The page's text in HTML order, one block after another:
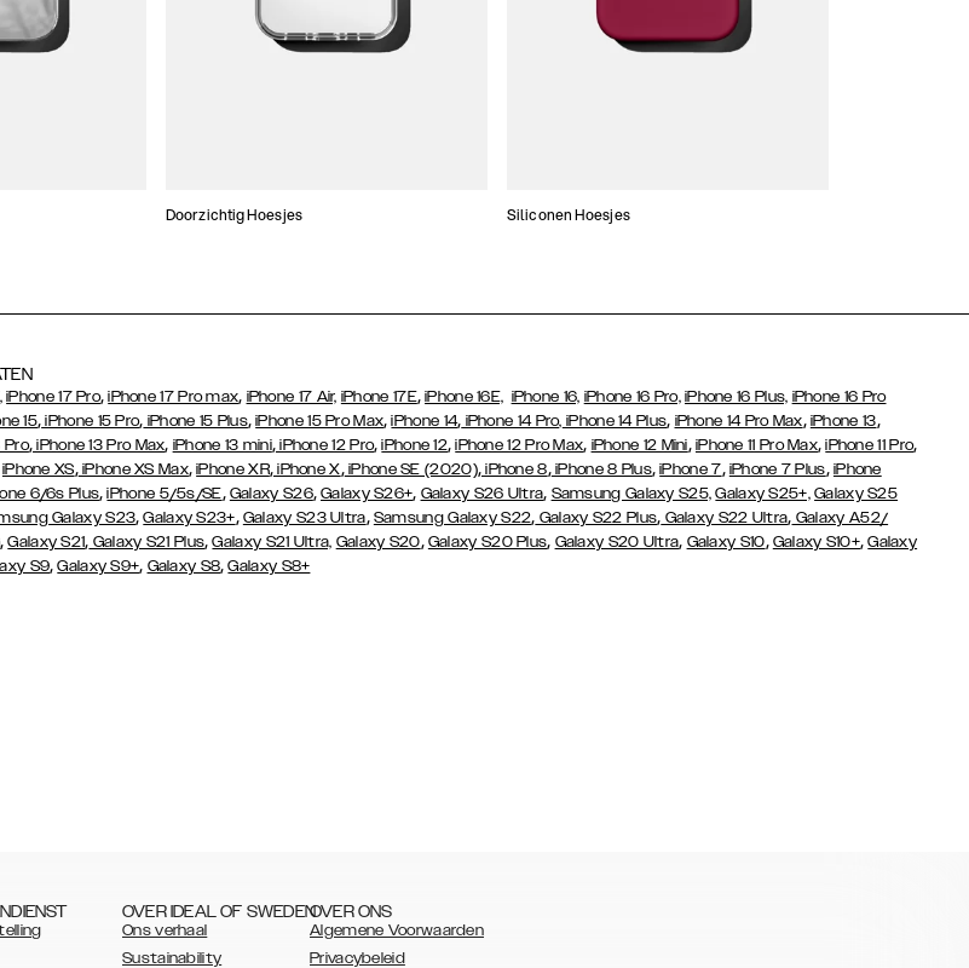
Doorzichtig Hoesjes Siliconen Hoesjes
iPhone 17 Pro,iPhone 17 Pro max, iPhone 17 Air, iPhone 17E,iPhone 16E, iPhone 16, iPhone 16 Pro, iPhone 16 Plus, iPhone 16 Pro
15, iPhone 15 Pro, iPhone 15 Plus,iPhone 15 Pro Max,iPhone 14, iPhone 14 Pro, iPhone 14 Plus, iPhone 14 Pro Max, iPhone 13,
Pro, iPhone 13 Pro Max, iPhone 13 mini,iPhone 12 Pro,iPhone 12,iPhone 12 Pro Max, iPhone 12 Mini, iPhone 11 Pro Max,iPhone 11 Pro,
iPhone XS,iPhone XS Max,iPhone XR,iPhone X,iPhone SE (2020),iPhone 8,iPhone 8 Plus,iPhone 7, iPhone 7 Plus, iPhone
6/6s Plus,iPhone 5/5s/SE, Galaxy S26,Galaxy S26+, Galaxy S26 Ultra, Samsung Galaxy S25, Galaxy S25+, Galaxy S25
Galaxy S23,Galaxy S23+, Galaxy S23 Ultra, Samsung Galaxy S22, Galaxy S22 Plus, Galaxy S22 Ultra, Galaxy A52/
,Galaxy S21, Galaxy S21 Plus,Galaxy S21 Ultra, Galaxy S20, Galaxy S20 Plus, Galaxy S20 Ultra, Galaxy S10, Galaxy S10+,Galaxy
S9,Galaxy S9+, Galaxy S8,Galaxy S8+
OVER IDEAL OF SWEDEN
Ons verhaal
Sustainability
OVER ONS
Algemene Voorwaarden
Privacybeleid